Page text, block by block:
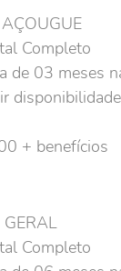
Completo
de 03 meses
+ benefícios
GERAL
Completo